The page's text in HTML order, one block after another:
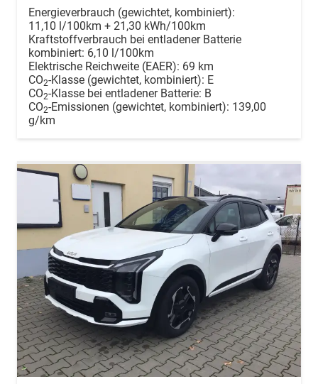
Energieverbrauch (gewichtet, kombiniert):
11,10 l/100km + 21,30 kWh/100km
Kraftstoffverbrauch bei entladener Batterie
kombiniert: 6,10 l/100km
Elektrische Reichweite (EAER): 69 km
CO2-Klasse (gewichtet, kombiniert): E
CO2-Klasse bei entladener Batterie: B
CO2-Emissionen (gewichtet, kombiniert): 139,00
g/km